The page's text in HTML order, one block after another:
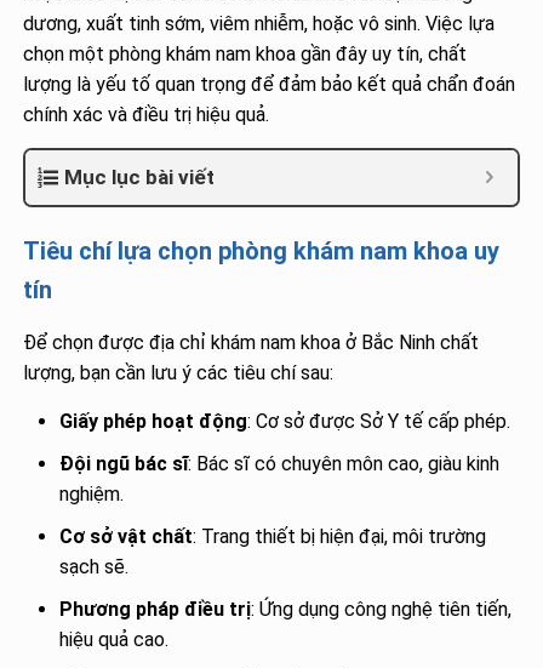
dương, xuất tinh sớm, viêm nhiễm, hoặc vô sinh. Việc lựa
chọn một phòng khám nam khoa gần đây uy tín, chất
lượng là yếu tố quan trọng để đảm bảo kết quả chẩn đoán
chính xác và điều trị hiệu quả.
Mục lục bài viết
Tiêu chí lựa chọn phòng khám nam khoa uy
tín
Để chọn được địa chỉ khám nam khoa ở Bắc Ninh chất
lượng, bạn cần lưu ý các tiêu chí sau:
Giấy phép hoạt động: Cơ sở được Sở Y tế cấp phép.
Đội ngũ bác sĩ: Bác sĩ có chuyên môn cao, giàu kinh
nghiệm.
Cơ sở vật chất: Trang thiết bị hiện đại, môi trường
sạch sẽ.
Phương pháp điều trị: Ứng dụng công nghệ tiên tiến,
hiệu quả cao.